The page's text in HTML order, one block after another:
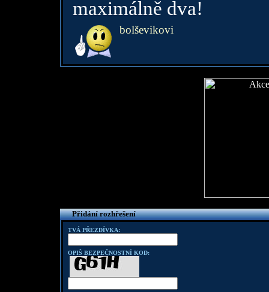
maximálně dva!
bolševikovi
Přidání rozhřešení
TVÁ PŘEZDÍVKA:
OPIŠ BEZPEČNOSTNÍ KOD: